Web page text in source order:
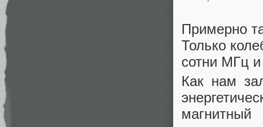
Примерно
Только
сотни МГц
Как нам